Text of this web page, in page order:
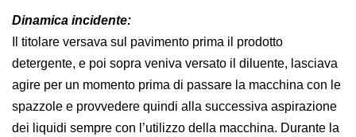
Dinamica incidente:
Il titolare versava sul pavimento prima il prodotto
detergente, e poi sopra veniva versato il diluente, lasciava
agire per un momento prima di passare la macchina con le
spazzole e provvedere quindi alla successiva aspirazione